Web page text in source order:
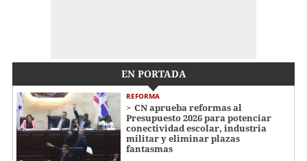
EN PORTADA
REFORMA
CN aprueba reformas al
Presupuesto 2026 para potenciar
conectividad escolar, industria
militar y eliminar plazas
fantasmas